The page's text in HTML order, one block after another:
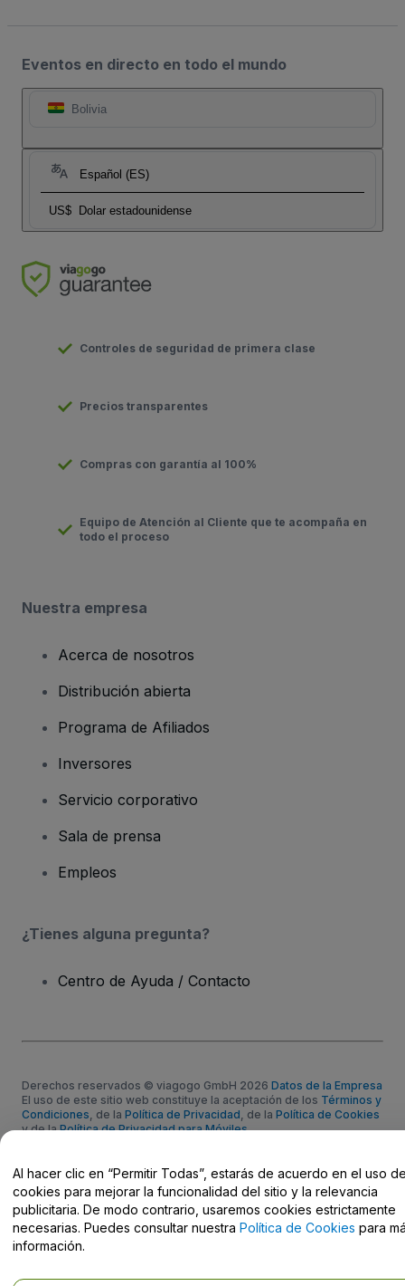
Eventos en directo en todo el mundo
Bolivia
Español (ES)
US$ Dolar estadounidense
Controles de seguridad de primera clase
Precios transparentes
Compras con garantía al 100%
Equipo de Atención al Cliente que te acompaña en
todo el proceso
Nuestra empresa
Acerca de nosotros
Distribución abierta
Programa de Afiliados
Inversores
Servicio corporativo
Sala de prensa
Empleos
¿Tienes alguna pregunta?
Centro de Ayuda / Contacto
Derechos reservados © viagogo GmbH 2026 Datos de la Empresa
El uso de este sitio web constituye la aceptación de los Términos y
Condiciones, de la Política de Privacidad, de la Política de Cookies
y de laPolítica de Privacidad para Móviles
Al hacer clic en “Permitir Todas”, estarás de acuerdo en el uso
cookies para mejorar la funcionalidad del sitio y la relevancia
publicitaria. De modo contrario, usaremos cookies estrictamente
necesarias. Puedes consultar nuestra Política de Cookies para
información.